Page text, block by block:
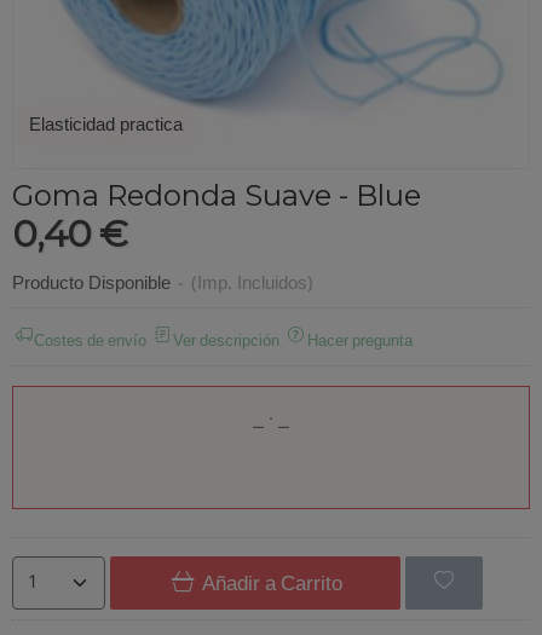
Elasticidad practica
Goma Redonda Suave - Blue
0,40 €
Producto Disponible - (Imp. Incluidos)
Costes de envío Ver descripción Hacer pregunta
Añadir a Carrito